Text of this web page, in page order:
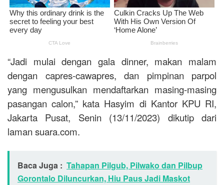
“Jadi mulai dengan gala dinner, makan malam
dengan capres-cawapres, dan pimpinan parpol
yang mengusulkan mendaftarkan masing-masing
pasangan calon,” kata Hasyim di Kantor KPU RI,
Jakarta Pusat, Senin (13/11/2023) dikutip dari
laman suara.com.
Baca Juga : Tahapan Pilgub, Pilwako dan Pilbup
Gorontalo Diluncurkan, Hiu Paus Jadi Maskot